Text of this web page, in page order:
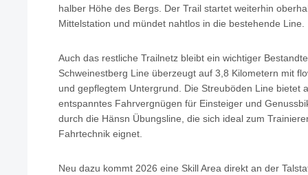
halber Höhe des Bergs. Der Trail startet weiterhin
Mittelstation und mündet nahtlos in die bestehende Line.
Auch das restliche Trailnetz bleibt ein wichtiger
Schweinestberg Line überzeugt auf 3,8 Kilometern mit
und gepflegtem Untergrund. Die Streuböden Line bietet
entspanntes Fahrvergnügen für Einsteiger und
durch die Hänsn Übungsline, die sich ideal zum
Fahrtechnik eignet.
Neu dazu kommt 2026 eine Skill Area direkt an der